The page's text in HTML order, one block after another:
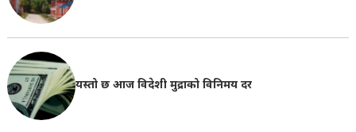
यस्तो छ आज विदेशी मुद्राको विनिमय दर